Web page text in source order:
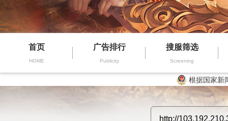
首页
HOME
广告排行
Publicity
搜服筛选
Screening
根据国家新